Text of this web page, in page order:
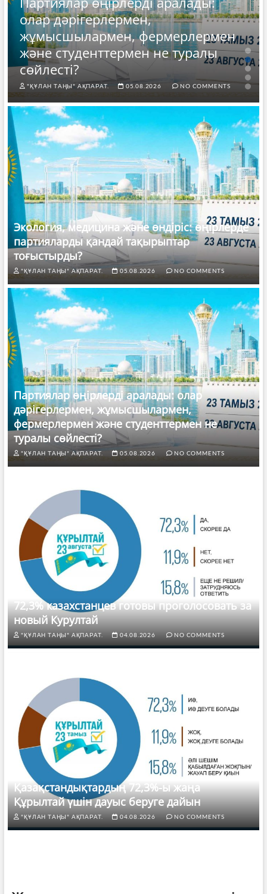
олар дәрігерлермен,
жұмысшылармен, фермерлермен
және студенттермен не туралы
сөйлесті?
"ҚҰЛАН ТАҢЫ" АҚПАРАТ. 05.08.2026 NO COMMENTS
Экология, медицина және өндіріс: өңірлерде
партияларды қандай тақырыптар
тоғыстырды?
"ҚҰЛАН ТАҢЫ" АҚПАРАТ. 05.08.2026 NO COMMENTS
Партиялар өңірлерді аралады: олар
дәрігерлермен, жұмысшылармен,
фермерлермен және студенттермен не
туралы сөйлесті?
"ҚҰЛАН ТАҢЫ" АҚПАРАТ. 05.08.2026 NO COMMENTS
72,3% казахстанцев готовы проголосовать за
новый Курултай
"ҚҰЛАН ТАҢЫ" АҚПАРАТ. 04.08.2026 NO COMMENTS
Қазақстандықтардың 72,3%-ы жаңа
Құрылтай үшін дауыс беруге дайын
"ҚҰЛАН ТАҢЫ" АҚПАРАТ. 04.08.2026 NO COMMENTS